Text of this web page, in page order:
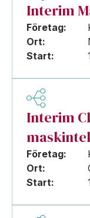
Interim
Företag:
Ort:
Start:
Interim
Företag:
Ort:
Start: